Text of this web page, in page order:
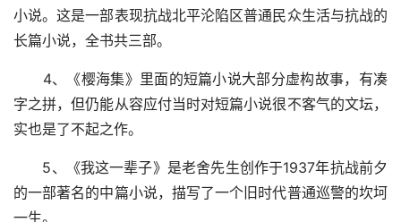
小说。这是一部表现抗战北平沦陷区普通民众生活与抗战的
长篇小说，全书共三部。
4、《樱海集》里面的短篇小说大部分虚构故事，有凑
字之拼，但仍能从容应付当时对短篇小说很不客气的文坛，
实也是了不起之作。
5、《我这一辈子》是老舍先生创作于1937年抗战前夕
的一部著名的中篇小说，描写了一个旧时代普通巡警的坎坷
一生。